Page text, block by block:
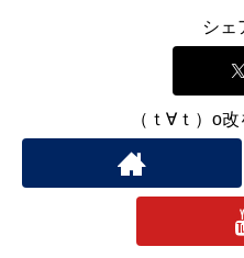
シェ
（ｔ∀ｔ）o